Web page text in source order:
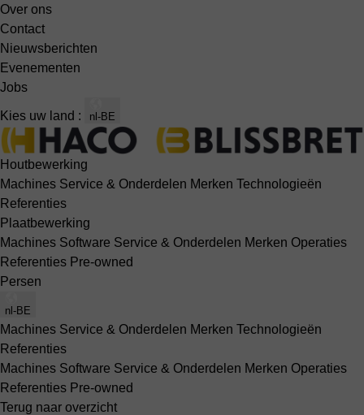
Over ons
Contact
Nieuwsberichten
Evenementen
Jobs
Kies uw land : nl-BE
Houtbewerking
Machines Service & Onderdelen Merken Technologieën
Referenties
Plaatbewerking
Machines Software Service & Onderdelen Merken Operaties
Referenties Pre-owned
Persen
nl-BE
Machines Service & Onderdelen Merken Technologieën
Referenties
Machines Software Service & Onderdelen Merken Operaties
Referenties Pre-owned
Terug naar overzicht